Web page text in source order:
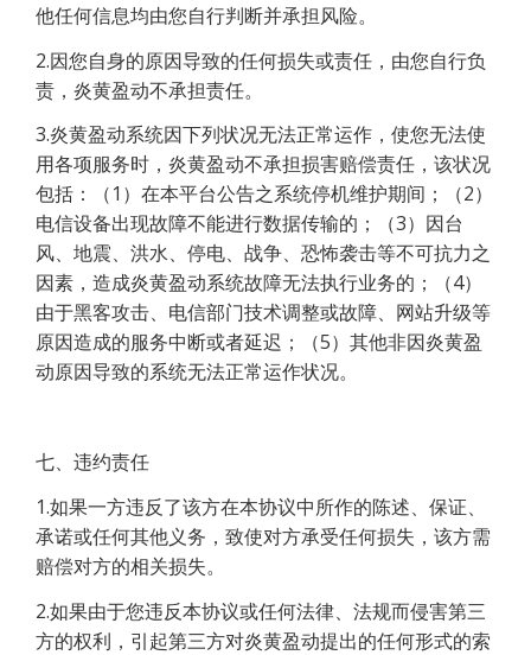
他任何信息均由您自行判断并承担风险。
2.因您自身的原因导致的任何损失或责任，由您自行负
责，炎黄盈动不承担责任。
3.炎黄盈动系统因下列状况无法正常运作，使您无法使
用各项服务时，炎黄盈动不承担损害赔偿责任，该状况
包括：（1）在本平台公告之系统停机维护期间；（2）
电信设备出现故障不能进行数据传输的；（3）因台
风、地震、洪水、停电、战争、恐怖袭击等不可抗力之
因素，造成炎黄盈动系统故障无法执行业务的；（4）
由于黑客攻击、电信部门技术调整或故障、网站升级等
原因造成的服务中断或者延迟；（5）其他非因炎黄盈
动原因导致的系统无法正常运作状况。
七、违约责任
1.如果一方违反了该方在本协议中所作的陈述、保证、
承诺或任何其他义务，致使对方承受任何损失，该方需
赔偿对方的相关损失。
2.如果由于您违反本协议或任何法律、法规而侵害第三
方的权利，引起第三方对炎黄盈动提出的任何形式的索